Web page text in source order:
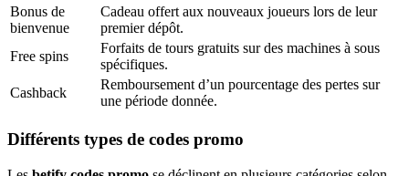
Bonus de
bienvenue
Cadeau offert aux nouveaux joueurs lors de leur
premier dépôt.
Free spins
Forfaits de tours gratuits sur des machines à sous
spécifiques.
Cashback
Remboursement d’un pourcentage des pertes sur
une période donnée.
Différents types de codes promo